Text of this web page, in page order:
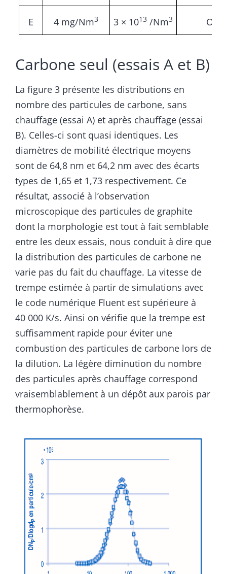
E 4 mg/Nm3 3 × 1013 /Nm3 Oui
Carbone seul (essais A et B)
La figure 3 présente les distributions en
nombre des particules de carbone, sans
chauffage (essai A) et après chauffage (essai
B). Celles-ci sont quasi identiques. Les
diamètres de mobilité électrique moyens
sont de 64,8 nm et 64,2 nm avec des écarts
types de 1,65 et 1,73 respectivement. Ce
résultat, associé à l’observation
microscopique des particules de graphite
dont la morphologie est tout à fait semblable
entre les deux essais, nous conduit à dire que
la distribution des particules de carbone ne
varie pas du fait du chauffage. La vitesse de
trempe estimée à partir de simulations avec
le code numérique Fluent est supérieure à
40 000 K/s. Ainsi on vérifie que la trempe est
suffisamment rapide pour éviter une
combustion des particules de carbone lors de
la dilution. La légère diminution du nombre
des particules après chauffage correspond
vraisemblablement à un dépôt aux parois par
thermophorèse.